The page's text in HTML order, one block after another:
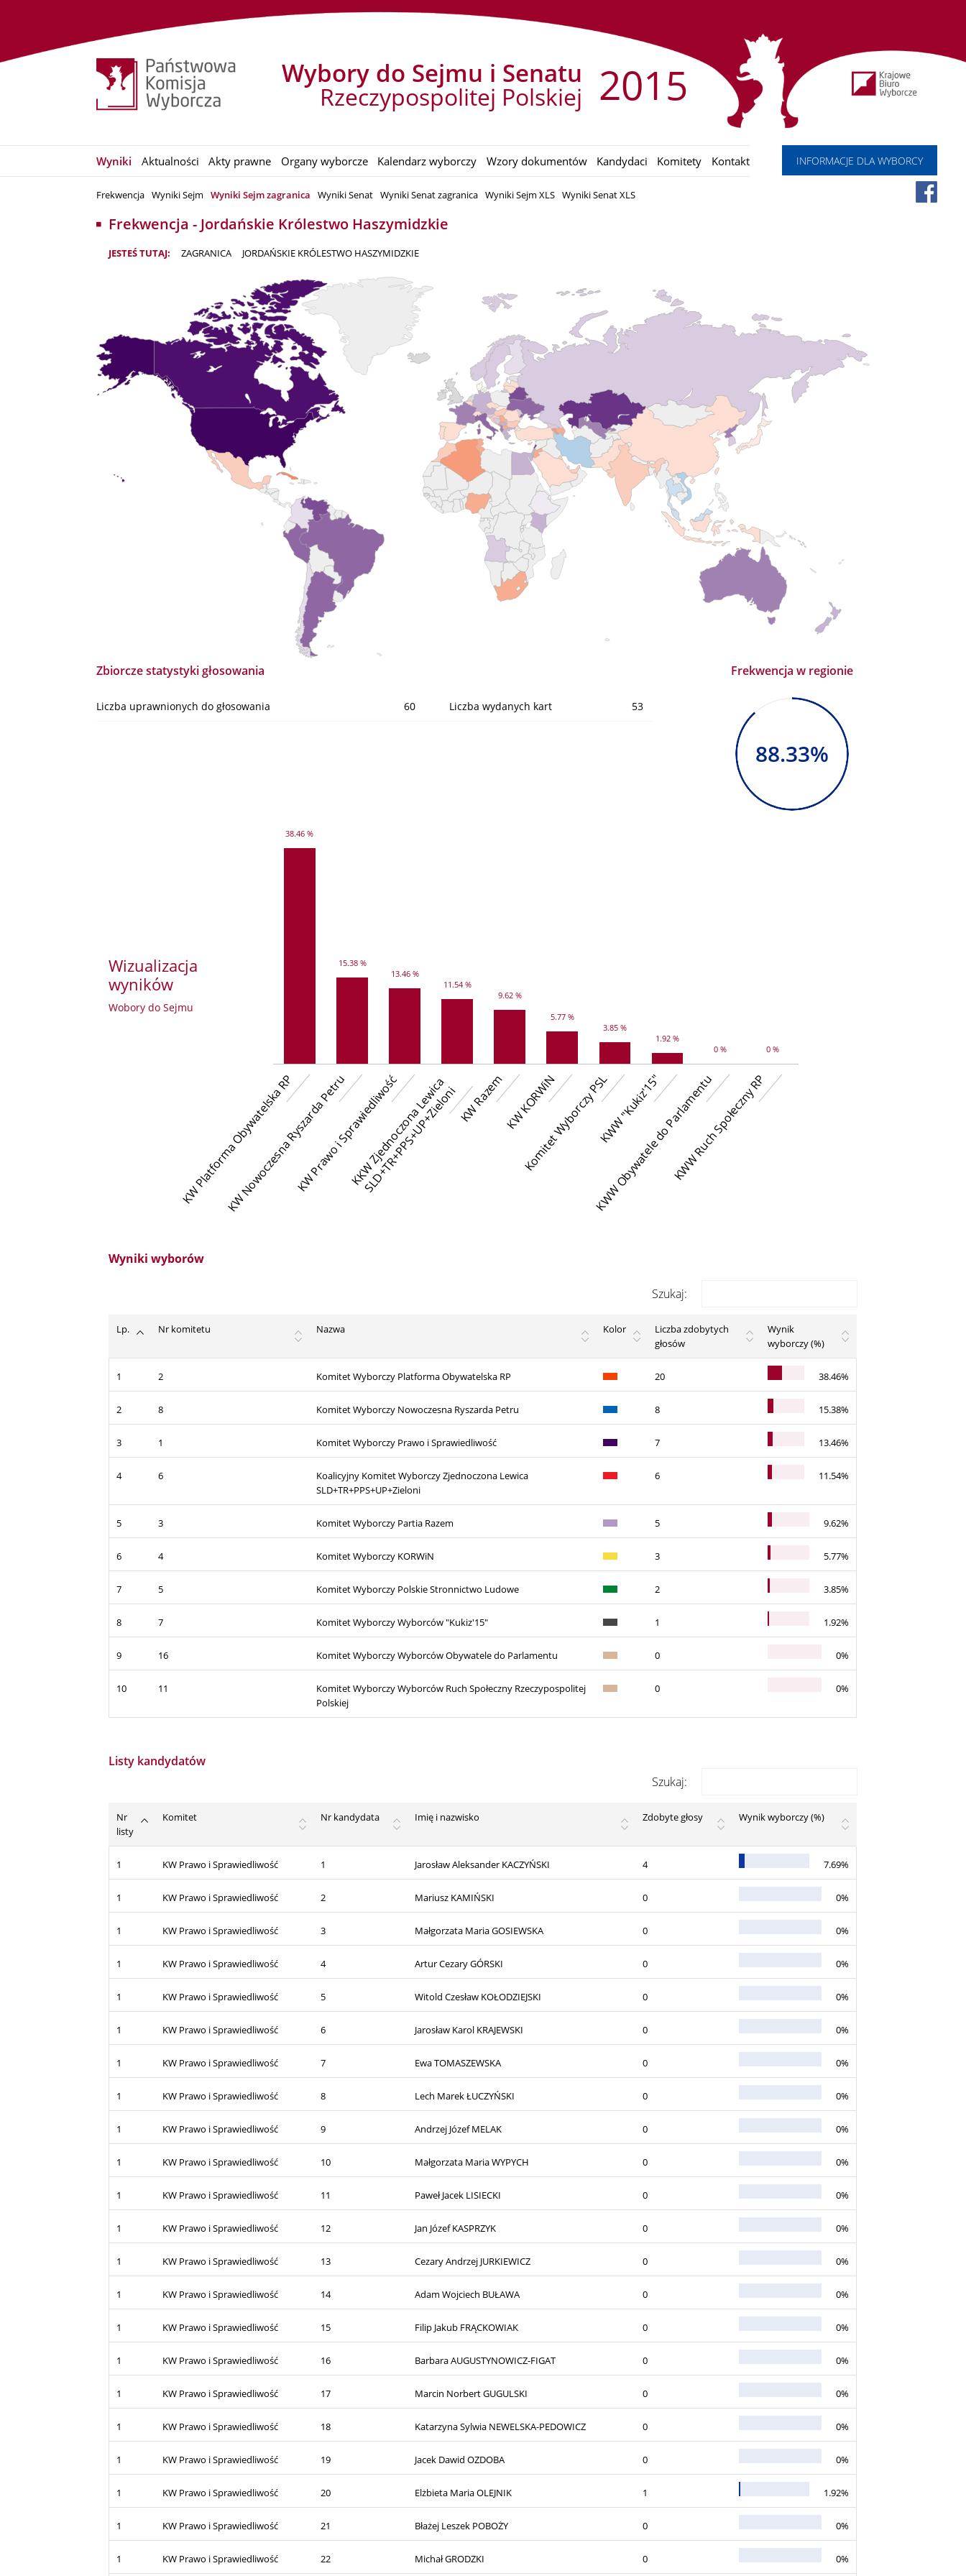
Wybory do Sejmu i Senatu
Rzeczypospolitej Polskiej 2015
Wyniki
Frekwencja Wyniki Sejm Wyniki Sejm zagranica Wyniki Senat Wyniki Senat zagranica Wyniki Sejm XLS Wyniki Senat XLS
Aktualności Akty prawne Organy wyborcze Kalendarz wyborczy Wzory dokumentów Kandydaci Komitety Kontakt INFORMACJE DLA WYBORCY
Frekwencja - Jordańskie Królestwo Haszymidzkie
JESTEŚ TUTAJ: ZAGRANICA JORDAŃSKIE KRÓLESTWO HASZYMIDZKIE
Zbiorcze statystyki głosowania
Liczba uprawnionych do głosowania 60 Liczba wydanych kart 53
Frekwencja w regionie
88.33%
Wizualizacja
wyników
Wobory do Sejmu
38.46 %
KW Platforma Obywatelska RP
15.38 %
KW Nowoczesna Ryszarda Petru
13.46 %
KW Prawo i Sprawiedliwość
11.54 %
K
K
W
Z
j
e
d
n
o
c
z
o
n
a
L
e
w
i
c
a
S
L
D
+
T
R
+
P
P
S
+
U
P
+
Z
i
e
l
o
n
i
9.62 %
KW Razem
5.77 %
KW KORWiN
3.85 %
Komitet Wyborczy PSL
1.92 %
KWW "Kukiz'15"
0 %
KWW Obywatele do Parlamentu
0 %
KWW Ruch Społeczny RP
Wyniki wyborów
Szukaj:
Lp. Nr komitetu Nazwa Kolor
Liczba zdobytych
głosów
Wynik
wyborczy (%)
1 2 Komitet Wyborczy Platforma Obywatelska RP 20 38.46%
2 8 Komitet Wyborczy Nowoczesna Ryszarda Petru 8 15.38%
3 1 Komitet Wyborczy Prawo i Sprawiedliwość 7 13.46%
4 6
Koalicyjny Komitet Wyborczy Zjednoczona Lewica
SLD+TR+PPS+UP+Zieloni
6 11.54%
5 3 Komitet Wyborczy Partia Razem 5 9.62%
6 4 Komitet Wyborczy KORWiN 3 5.77%
7 5 Komitet Wyborczy Polskie Stronnictwo Ludowe 2 3.85%
8 7 Komitet Wyborczy Wyborców "Kukiz'15" 1 1.92%
9 16 Komitet Wyborczy Wyborców Obywatele do Parlamentu 0 0%
10 11
Komitet Wyborczy Wyborców Ruch Społeczny Rzeczypospolitej
Polskiej
0 0%
Listy kandydatów
Szukaj:
Nr
listy
Komitet Nr kandydata Imię i nazwisko Zdobyte głosy Wynik wyborczy (%)
1 KW Prawo i Sprawiedliwość 1 Jarosław Aleksander KACZYŃSKI 4 7.69%
1 KW Prawo i Sprawiedliwość 2 Mariusz KAMIŃSKI 0 0%
1 KW Prawo i Sprawiedliwość 3 Małgorzata Maria GOSIEWSKA 0 0%
1 KW Prawo i Sprawiedliwość 4 Artur Cezary GÓRSKI 0 0%
1 KW Prawo i Sprawiedliwość 5 Witold Czesław KOŁODZIEJSKI 0 0%
1 KW Prawo i Sprawiedliwość 6 Jarosław Karol KRAJEWSKI 0 0%
1 KW Prawo i Sprawiedliwość 7 Ewa TOMASZEWSKA 0 0%
1 KW Prawo i Sprawiedliwość 8 Lech Marek ŁUCZYŃSKI 0 0%
1 KW Prawo i Sprawiedliwość 9 Andrzej Józef MELAK 0 0%
1 KW Prawo i Sprawiedliwość 10 Małgorzata Maria WYPYCH 0 0%
1 KW Prawo i Sprawiedliwość 11 Paweł Jacek LISIECKI 0 0%
1 KW Prawo i Sprawiedliwość 12 Jan Józef KASPRZYK 0 0%
1 KW Prawo i Sprawiedliwość 13 Cezary Andrzej JURKIEWICZ 0 0%
1 KW Prawo i Sprawiedliwość 14 Adam Wojciech BUŁAWA 0 0%
1 KW Prawo i Sprawiedliwość 15 Filip Jakub FRĄCKOWIAK 0 0%
1 KW Prawo i Sprawiedliwość 16 Barbara AUGUSTYNOWICZ-FIGAT 0 0%
1 KW Prawo i Sprawiedliwość 17 Marcin Norbert GUGULSKI 0 0%
1 KW Prawo i Sprawiedliwość 18 Katarzyna Sylwia NEWELSKA-PEDOWICZ 0 0%
1 KW Prawo i Sprawiedliwość 19 Jacek Dawid OZDOBA 0 0%
1 KW Prawo i Sprawiedliwość 20 Elżbieta Maria OLEJNIK 1 1.92%
1 KW Prawo i Sprawiedliwość 21 Błażej Leszek POBOŻY 0 0%
1 KW Prawo i Sprawiedliwość 22 Michał GRODZKI 0 0%